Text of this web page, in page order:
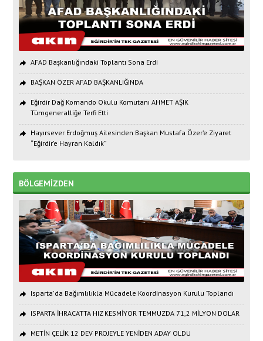
AFAD Başkanlığındaki Toplantı Sona Erdi
BAŞKAN ÖZER AFAD BAŞKANLIĞINDA
Eğirdir Dağ Komando Okulu Komutanı AHMET AŞIK
Tümgeneralliğe Terfi Etti
Hayırsever Erdoğmuş Ailesinden Başkan Mustafa Özer’e Ziyaret
“Eğirdir’e Hayran Kaldık”
BÖLGEMİZDEN
Isparta'da Bağımlılıkla Mücadele Koordinasyon Kurulu Toplandı
ISPARTA İHRACATTA HIZ KESMİYOR TEMMUZDA 71,2 MİLYON DOLAR
METİN ÇELİK 12 DEV PROJEYLE YENİDEN ADAY OLDU